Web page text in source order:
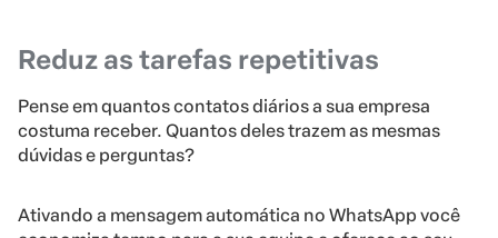
Reduz as tarefas repetitivas
Pense em quantos contatos diários a sua empresa
costuma receber. Quantos deles trazem as mesmas
dúvidas e perguntas?
Ativando a mensagem automática no WhatsApp você